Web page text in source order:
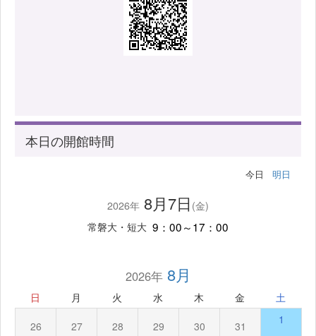
本日の開館時間
今日 明日
2026年 8月7日 (金)
常磐大・短大 9：00～17：00
2026年8月
日 月 火 水 木 金 土
26 27 28 29 30 31 1